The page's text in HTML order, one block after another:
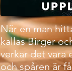
När en man
kallas Birger
verkar det vara
och spåren är